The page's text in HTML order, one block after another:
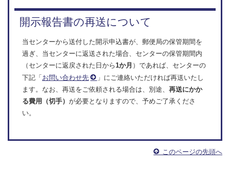
開示報告書の再送について
当センターから送付した開示申込書が、郵便局の保管期間を
過ぎ、当センターに返送された場合、センターの保管期間内
（センターに返戻された日から 1か月 ）であれば、センターの
下記「お問い合わせ先
」にご連絡いただければ再送いたし
ます。なお、再送をご依頼される場合は、別途、 再送にかか
る費用（切手） が必要となりますので、予めご了承くださ
い。
このページの先頭へ